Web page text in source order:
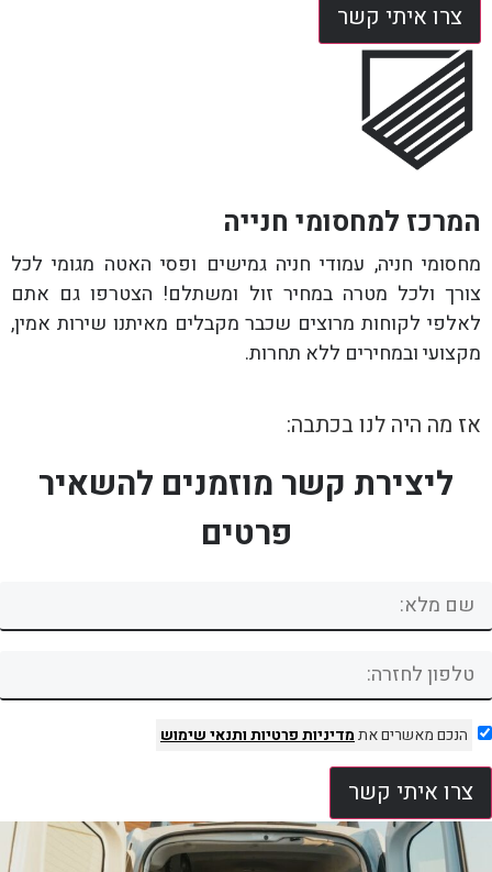
צרו איתי קשר
המרכז למחסומי חנייה
מחסומי חניה, עמודי חניה גמישים ופסי האטה מגומי לכל
צורך ולכל מטרה במחיר זול ומשתלם! הצטרפו גם אתם
לאלפי לקוחות מרוצים שכבר מקבלים מאיתנו שירות אמין,
מקצועי ובמחירים ללא תחרות.
אז מה היה לנו בכתבה:
ליצירת קשר מוזמנים להשאיר
פרטים
הנכם מאשרים אתמדיניות פרטיותותנאי שימוש
צרו איתי קשר